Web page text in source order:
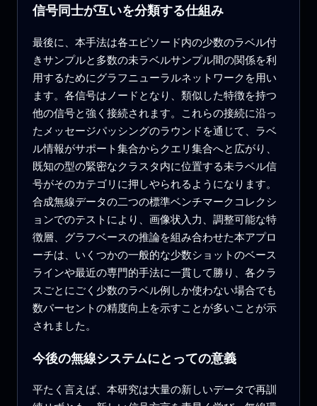
信号同士が互いを分類する仕組み
最後に、本手法は各エピソード内の少数のラベル付
きサンプルと多数の未ラベルサンプル間の関係を利
用するためにグラフニューラルネットワークを用い
ます。各信号はノードとなり、類似した特徴を持つ
他の信号と強く接続されます。これらの接続に沿っ
たメッセージパッシングのラウンドを通じて、ラベ
ル情報がサポート集合からクエリ集合へと広がり、
既知の型の緊密なクラスタ内に位置する未ラベル信
号がそのカテゴリに押しやられるようになります。
合成無線データの二つの標準ベンチマークコレクシ
ョンでのテストにより、画像状入力、調整可能な特
徴層、グラフベースの推論を組み合わせた本アプロ
ーチは、いくつかの一般的な少数ショットのベース
ラインや最近の専門的手法に一貫して勝り、各クラ
スごとにごく少数のラベル例しか使わない場合でも
数パーセントの精度向上を示すことが多いことが示
されました。
今後の無線システムにとっての意義
平たく言えば、本研究は大量の新しいデータで再訓